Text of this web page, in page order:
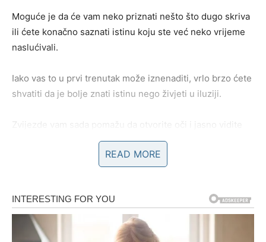
Moguće je da će vam neko priznati nešto što dugo skriva
ili ćete konačno saznati istinu koju ste već neko vrijeme
naslućivali.
Iako vas to u prvi trenutak može iznenaditi, vrlo brzo ćete
shvatiti da je bolje znati istinu nego živjeti u iluziji.
Zvijezde vam sada pomažu da otvorite oči i jasno vidite
READ MORE